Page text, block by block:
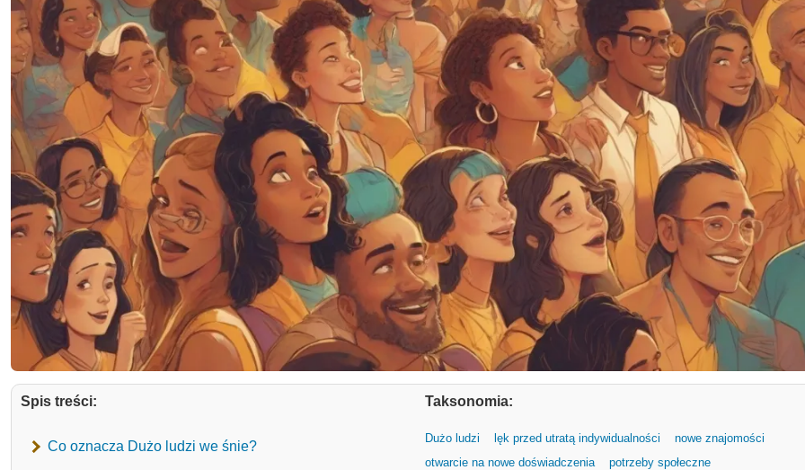
Spis treści:
Co oznacza Dużo ludzi we śnie?
Taksonomia:
Dużo ludzi lęk przed utratą indywidualności
nowe znajomości
otwarcie na nowe doświadczenia
potrzeby społeczne